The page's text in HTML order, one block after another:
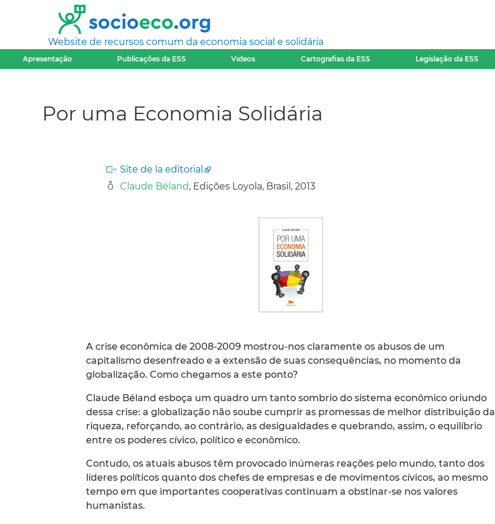
Website de recursos comum da economia social e solidária
Apresentação Publicações da ESS Videos Cartografias da ESS Legislação da ESS
Por uma Economia Solidária
Site de la editorial
Claude Béland, Edições Loyola, Brasil, 2013
A crise econômica de 2008-2009 mostrou-nos claramente os abusos de um
capitalismo desenfreado e a extensão de suas consequências, no momento da
globalização. Como chegamos a este ponto?
Claude Béland esboça um quadro um tanto sombrio do sistema econômico oriundo
dessa crise: a globalização não soube cumprir as promessas de melhor distribuição da
riqueza, reforçando, ao contrário, as desigualdades e quebrando, assim, o equilíbrio
entre os poderes cívico, político e econômico.
Contudo, os atuais abusos têm provocado inúmeras reações pelo mundo, tanto dos
líderes políticos quanto dos chefes de empresas e de movimentos cívicos, ao mesmo
tempo em que importantes cooperativas continuam a obstinar-se nos valores
humanistas.